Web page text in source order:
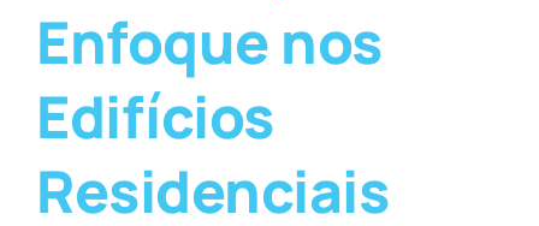
Enfoque nos
Edifícios
Residenciais